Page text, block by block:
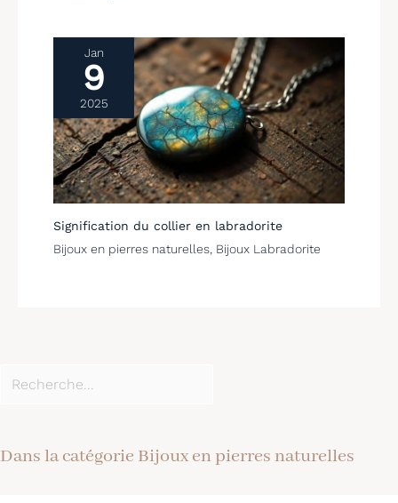
Jan
9
2025
Signification du collier en labradorite
Bijoux en pierres naturelles, Bijoux Labradorite
Dans la catégorie Bijoux en pierres naturelles